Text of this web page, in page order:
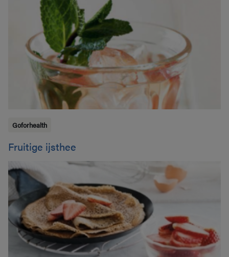
Goforhealth
Fruitige ijsthee